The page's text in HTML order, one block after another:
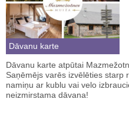
Dāvanu karte
Dāvanu karte atpūtai
Saņēmējs varēs izvēlēties starp
namiņu ar kublu vai velo
neizmirstama dāvana!